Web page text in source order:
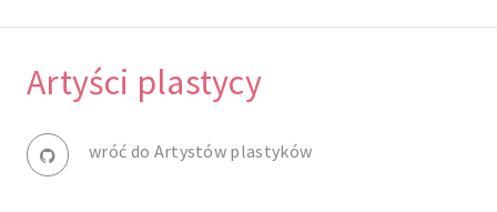
Artyści plastycy
wróć do Artystów plastyków